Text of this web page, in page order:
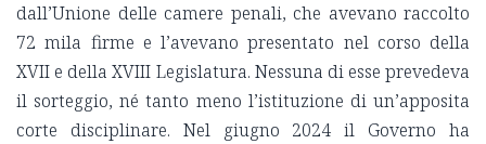
dall’Unione delle camere penali, che avevano raccolto
72 mila firme e l’avevano presentato nel corso della
XVII e della XVIII Legislatura. Nessuna di esse prevedeva
il sorteggio, né tanto meno l’istituzione di un’apposita
corte disciplinare. Nel giugno 2024 il Governo ha